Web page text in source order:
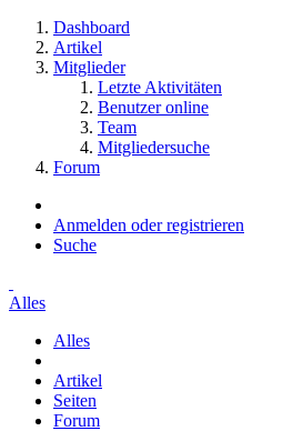
Dashboard
Artikel
Mitglieder
Letzte Aktivitäten
Benutzer online
Team
Mitgliedersuche
Forum
Anmelden oder registrieren
Suche
Alles
Alles
Artikel
Seiten
Forum